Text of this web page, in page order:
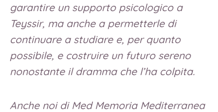
garantire un supporto psicologico a
Teyssir, ma anche a permetterle di
continuare a studiare e, per quanto
possibile, e costruire un futuro sereno
nonostante il dramma che l’ha colpita.
Anche noi di Med Memoria Mediterranea